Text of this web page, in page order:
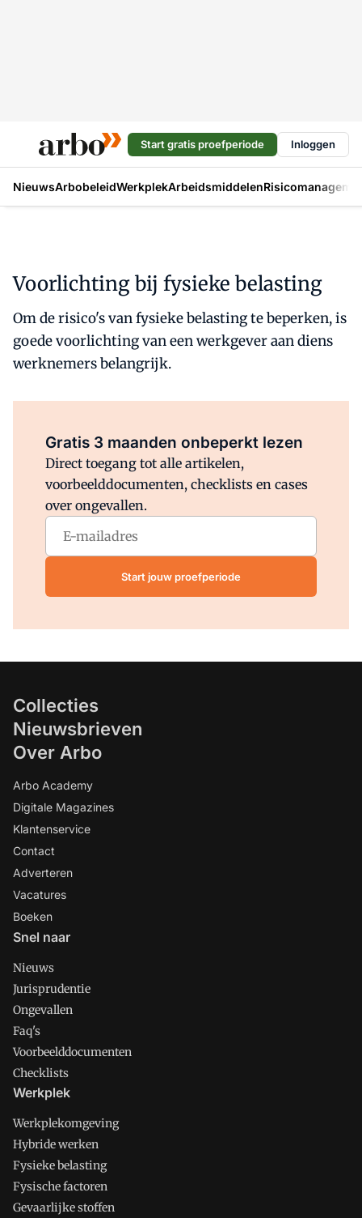
Start gratis proefperiode Inloggen
NieuwsArbobeleidWerkplekArbeidsmiddelen
Voorlichting bij fysieke belasting
Om de risico's van fysieke belasting te beperken, is
goede voorlichting van een werkgever aan diens
werknemers belangrijk.
Gratis 3 maanden onbeperkt lezen
Direct toegang tot alle artikelen,
voorbeelddocumenten, checklists en cases
over ongevallen.
Start jouw proefperiode
Collecties
Nieuwsbrieven
Over Arbo
Arbo Academy
Digitale Magazines
Klantenservice
Contact
Adverteren
Vacatures
Boeken
Snel naar
Nieuws
Jurisprudentie
Ongevallen
Faq's
Voorbeelddocumenten
Checklists
Werkplek
Werkplekomgeving
Hybride werken
Fysieke belasting
Fysische factoren
Gevaarlijke stoffen